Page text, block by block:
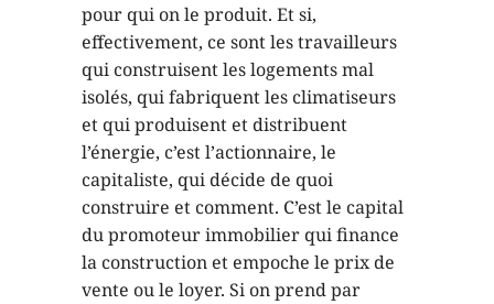
pour qui on le produit. Et si,
effectivement, ce sont les travailleurs
qui construisent les logements mal
isolés, qui fabriquent les climatiseurs
et qui produisent et distribuent
l’énergie, c’est l’actionnaire, le
capitaliste, qui décide de quoi
construire et comment. C’est le capital
du promoteur immobilier qui finance
la construction et empoche le prix de
vente ou le loyer. Si on prend par